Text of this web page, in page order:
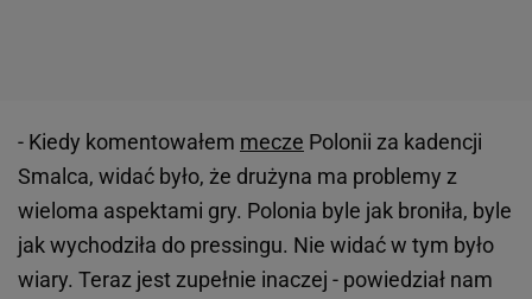
- Kiedy komentowałem mecze Polonii za kadencji
Smalca, widać było, że drużyna ma problemy z
wieloma aspektami gry. Polonia byle jak broniła, byle
jak wychodziła do pressingu. Nie widać w tym było
wiary. Teraz jest zupełnie inaczej - powiedział nam